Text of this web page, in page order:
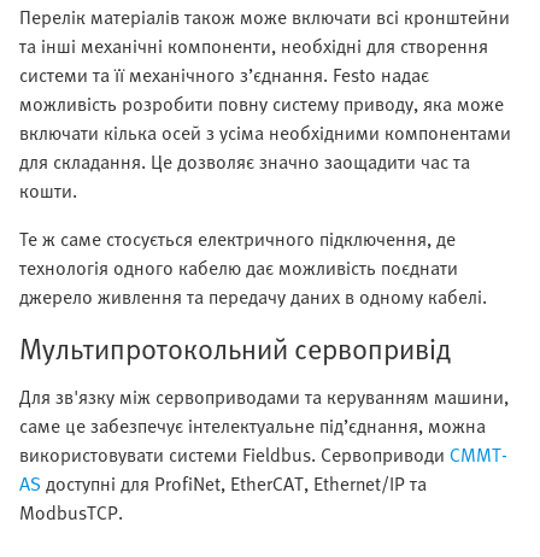
Перелік матеріалів також може включати всі кронштейни
та інші механічні компоненти, необхідні для створення
системи та її механічного з’єднання. Festo надає
можливість розробити повну систему приводу, яка може
включати кілька осей з усіма необхідними компонентами
для складання. Це дозволяє значно заощадити час та
кошти.
Те ж саме стосується електричного підключення, де
технологія одного кабелю дає можливість поєднати
джерело живлення та передачу даних в одному кабелі.
Мультипротокольний сервопривід
Для зв'язку між сервоприводами та керуванням машини,
саме це забезпечує інтелектуальне під’єднання, можна
використовувати системи Fieldbus. Сервоприводи CMMT-
AS доступні для ProfiNet, EtherCAT, Ethernet/IP та
ModbusTCP.